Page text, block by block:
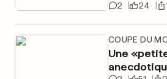
2 24
COUPE DU
Une